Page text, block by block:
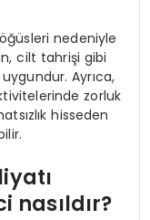
nedeniyle
cilt tahrişi gibi
Ayrıca,
zorluk
hisseden
nasıldır?